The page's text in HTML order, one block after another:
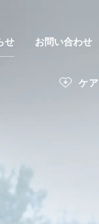
せ お問い合わせ
ケ